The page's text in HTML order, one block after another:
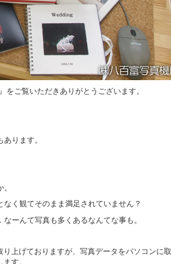
』をご覧いただきありがとうございます。
ります。
く観てそのまま満足されていません？
ーんて写真も多くあるなんてな事も。
上げておりますが、写真データをパソコンに
す。